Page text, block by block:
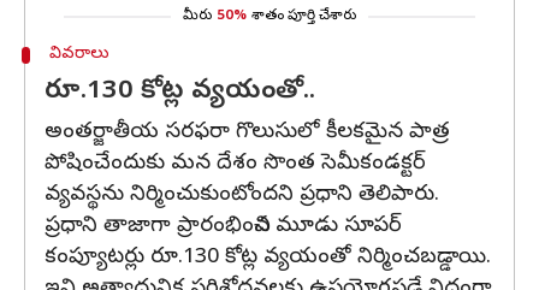
మీరు 50% శాతం పూర్తి చేశారు
వివరాలు
రూ.130 కోట్ల వ్యయంతో..
అంతర్జాతీయ సరఫరా గొలుసులో కీలకమైన పాత్ర
పోషించేందుకు మన దేశం సొంత సెమీకండక్టర్
వ్యవస్థను నిర్మించుకుంటోందని ప్రధాని తెలిపారు.
ప్రధాని తాజాగా ప్రారంభించిన మూడు సూపర్
కంప్యూటర్లు రూ.130 కోట్ల వ్యయంతో నిర్మించబడ్డాయి.